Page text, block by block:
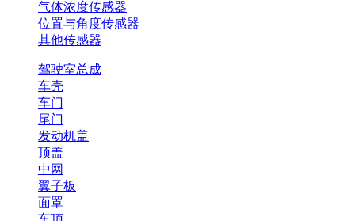
气体浓度传感器
位置与角度传感器
其他传感器
驾驶室总成
车壳
车门
尾门
发动机盖
顶盖
中网
翼子板
面罩